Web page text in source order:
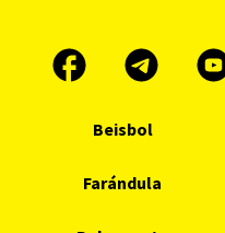
Beisbol
Farándula